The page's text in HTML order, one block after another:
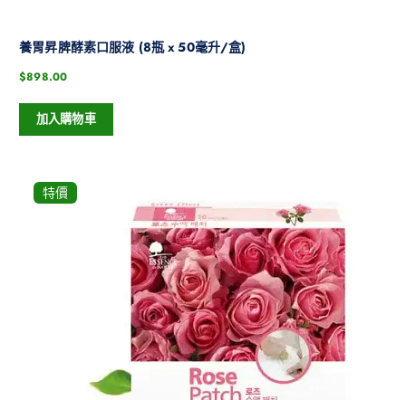
養胃昇脾酵素口服液 (8瓶 x 50毫升/盒)
$898.00
加入購物車
特價